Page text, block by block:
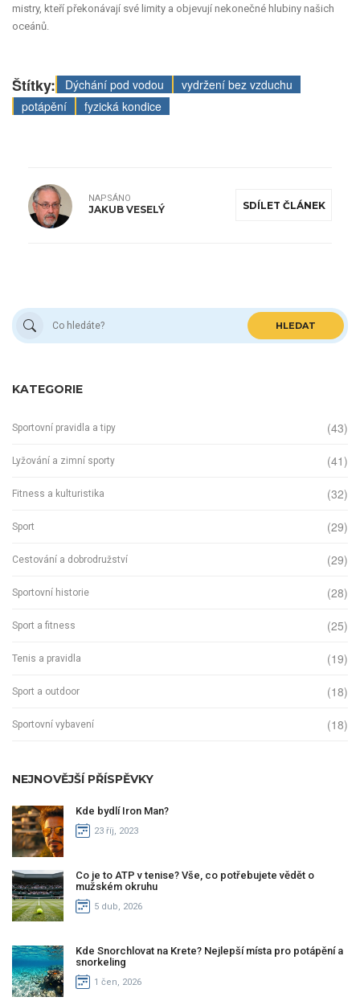
mistry, kteří překonávají své limity a objevují nekonečné hlubiny našich
oceánů.
Štítky: Dýchání pod vodou
vydržení bez vzduchu
potápění
fyzická kondice
SDÍLET ČLÁNEK
NAPSÁNO
JAKUB VESELÝ
HLEDAT
KATEGORIE
Sportovní pravidla a tipy (43)
Lyžování a zimní sporty (41)
Fitness a kulturistika (32)
Sport (29)
Cestování a dobrodružství (29)
Sportovní historie (28)
Sport a fitness (25)
Tenis a pravidla (19)
Sport a outdoor (18)
Sportovní vybavení (18)
NEJNOVĚJŠÍ PŘÍSPĚVKY
Kde bydlí Iron Man?
23 říj, 2023
Co je to ATP v tenise? Vše, co potřebujete vědět o
mužském okruhu
5 dub, 2026
Kde Snorchlovat na Krete? Nejlepší místa pro potápění a
snorkeling
1 čen, 2026